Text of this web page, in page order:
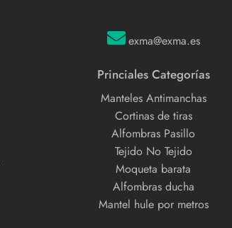
exma@exma.es
Princiales Categorías
Manteles Antimanchas
Cortinas de tiras
Alfombras Pasillo
Tejido No Tejido
Moqueta barata
Alfombras ducha
Mantel hule por metros